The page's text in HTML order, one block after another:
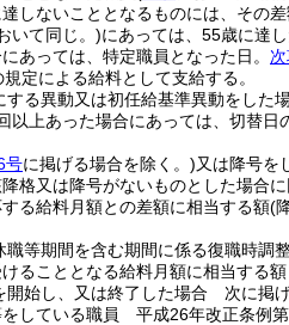
しないこととなるものには、その
いて同じ。)にあっては、55歳に達
あっては、特定職員となった日。
定による給料として支給する。
する異動又は初任給基準異動をした
以上あった場合にあっては、切替
号に掲げる場合を除く。)又は降号を
格又は降号がないものとした場合
る給料月額との差額に相当する額(
職等期間を含む期間に係る復職時調
ることとなる給料月額に相当する額
開始し、又は終了した場合 次に掲
している職員 平成26年改正条例